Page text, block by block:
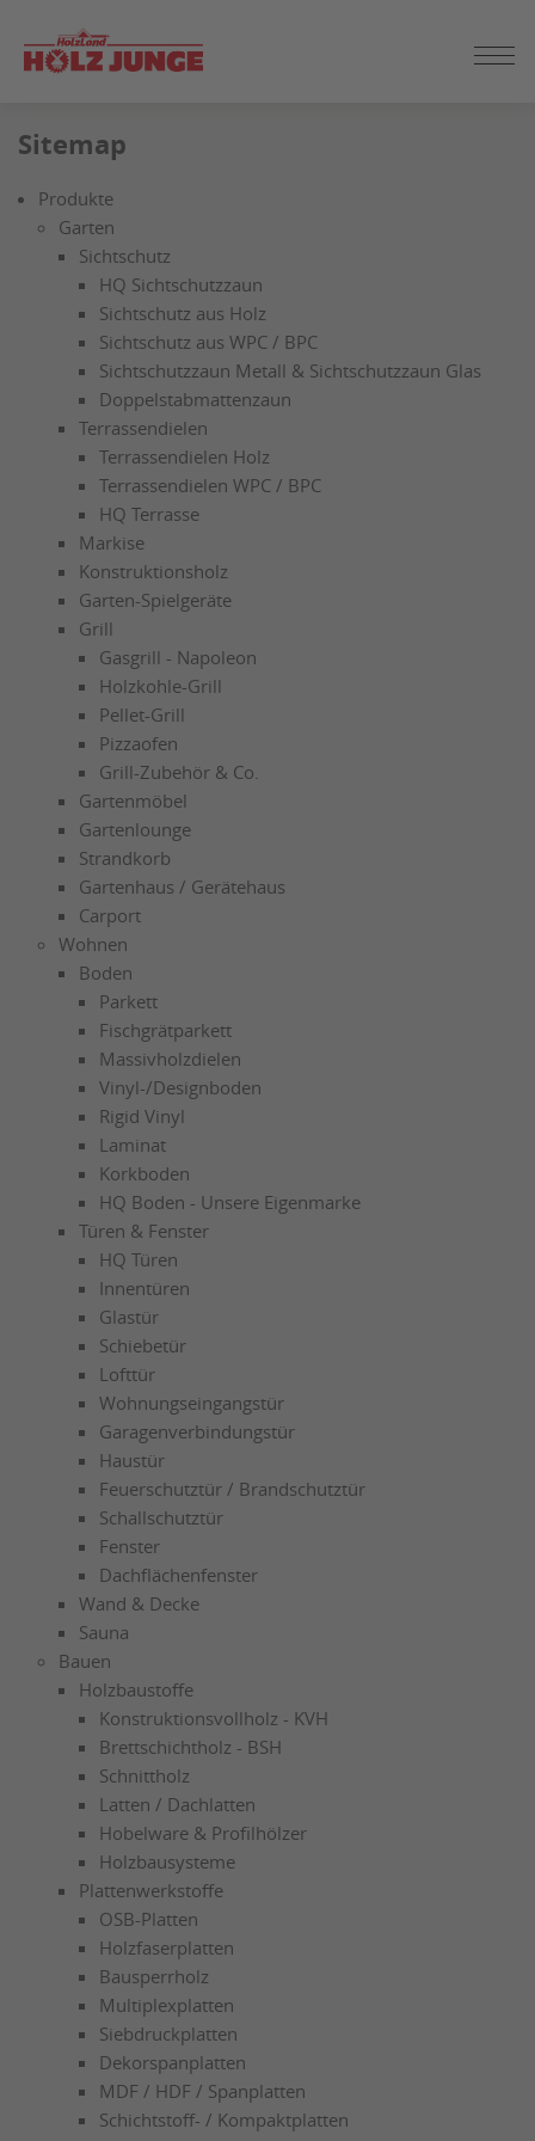
SEITENINHALT
Sitemap
Produkte
Garten
Sichtschutz
HQ Sichtschutzzaun
Sichtschutz aus Holz
Sichtschutz aus WPC / BPC
Sichtschutzzaun Metall & Sichtschutzzaun Glas
Doppelstabmattenzaun
Terrassendielen
Terrassendielen Holz
Terrassendielen WPC / BPC
HQ Terrasse
Markise
Konstruktionsholz
Garten-Spielgeräte
Grill
Gasgrill - Napoleon
Holzkohle-Grill
Pellet-Grill
Pizzaofen
Grill-Zubehör & Co.
Gartenmöbel
Gartenlounge
Strandkorb
Gartenhaus / Gerätehaus
Carport
Wohnen
Boden
Parkett
Fischgrätparkett
Massivholzdielen
Vinyl-/Designboden
Rigid Vinyl
Laminat
Korkboden
HQ Boden - Unsere Eigenmarke
Türen & Fenster
HQ Türen
Innentüren
Glastür
Schiebetür
Lofttür
Wohnungseingangstür
Garagenverbindungstür
Haustür
Feuerschutztür / Brandschutztür
Schallschutztür
Fenster
Dachflächenfenster
Wand & Decke
Sauna
Bauen
Holzbaustoffe
Konstruktionsvollholz - KVH
Brettschichtholz - BSH
Schnittholz
Latten / Dachlatten
Hobelware & Profilhölzer
Holzbausysteme
Plattenwerkstoffe
OSB-Platten
Holzfaserplatten
Bausperrholz
Multiplexplatten
Siebdruckplatten
Dekorspanplatten
MDF / HDF / Spanplatten
Schichtstoff- / Kompaktplatten